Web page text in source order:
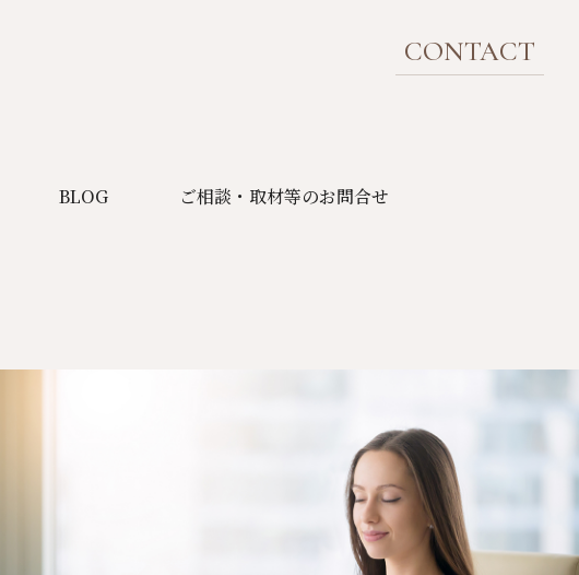
BLOG ご相談・取材等のお問合せ
CONTACT